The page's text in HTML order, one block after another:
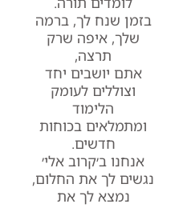
בזמן שנח לך, ברמה
שלך, איפה שרק
תרצה,
אתם יושבים יחד
וצוללים לעומק
הלימוד
ומתמלאים בכוחות
חדשים.
אנחנו ב׳קרוב אלי׳
נגשים לך את החלום,
נמצא לך את